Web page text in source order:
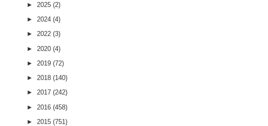
► 2025 (2)
► 2024 (4)
► 2022 (3)
► 2020 (4)
► 2019 (72)
► 2018 (140)
► 2017 (242)
► 2016 (458)
► 2015 (751)